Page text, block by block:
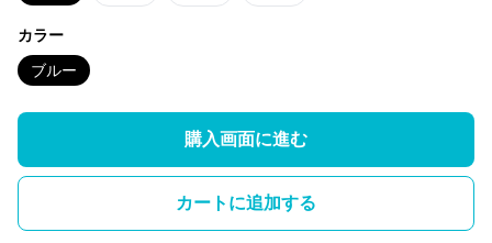
カラー
ブルー
購入画面に進む
カートに追加する